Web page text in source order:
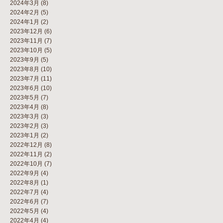
2024年3月 (8)
2024年2月 (5)
2024年1月 (2)
2023年12月 (6)
2023年11月 (7)
2023年10月 (5)
2023年9月 (5)
2023年8月 (10)
2023年7月 (11)
2023年6月 (10)
2023年5月 (7)
2023年4月 (8)
2023年3月 (3)
2023年2月 (3)
2023年1月 (2)
2022年12月 (8)
2022年11月 (2)
2022年10月 (7)
2022年9月 (4)
2022年8月 (1)
2022年7月 (4)
2022年6月 (7)
2022年5月 (4)
2022年4月 (4)